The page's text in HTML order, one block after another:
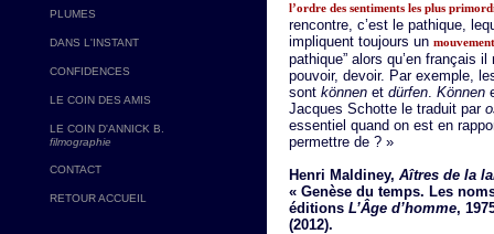
PLUMES
DANS L'INSTANT
CONFIDENCES
LE COIN DES AMIS
LE COIN D'ANNICK B.
filmographie
CONTACT
RETOUR ACCUEIL
l’ordre des sentiments les plus
rencontre, c’est le pathique,
impliquent toujours un mouvement
pathique” alors qu’en français
pouvoir, devoir. Par exemple,
sont können et dürfen. Können
Jacques Schotte le traduit par
essentiel quand on est en
permettre de ? »
Henri Maldiney, Aîtres de la
« Genèse du temps. Les
éditions L’Âge d’homme,
(2012).